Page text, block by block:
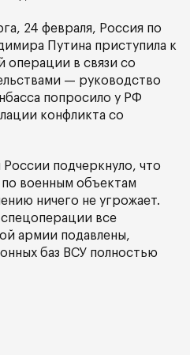
24 февраля, Россия по
Путина приступила к
операции в связи со
— руководство
попросило у РФ
конфликта со
подчеркнуло, что
по военным объектам
ничего не угрожает.
все
армии подавлены,
баз ВСУ полностью